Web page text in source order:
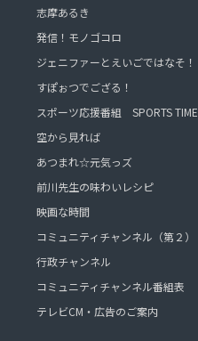
志摩あるき
発信！モノゴコロ
ジェニファーとえいごではなそ！
すぽぉつでござる！
スポーツ応援番組 SPORTS TIME
空から見れば
あつまれ☆元気っズ
前川先生の味わいレシピ
映画な時間
コミュニティチャンネル（第２）
行政チャンネル
コミュニティチャンネル番組表
テレビCM・広告のご案内